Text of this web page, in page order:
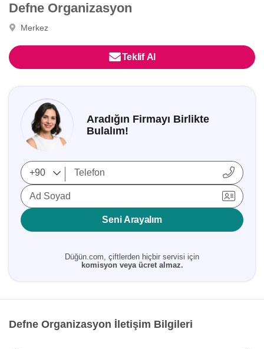
Defne Organizasyon
Merkez
Teklif Al
Aradığın Firmayı Birlikte
Bulalım!
Ad Soyad
Seni Arayalım
Düğün.com, çiftlerden hiçbir servisi için
komisyon veya ücret almaz.
Defne Organizasyon İletişim Bilgileri